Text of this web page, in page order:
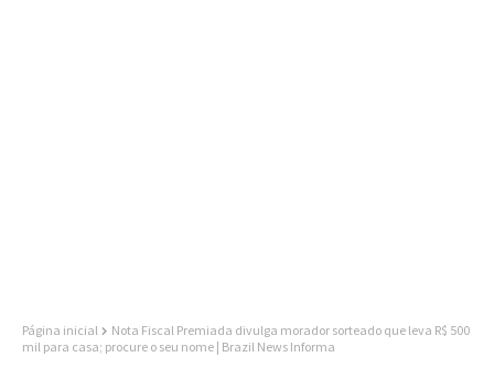
Página inicial
Nota Fiscal Premiada divulga morador sorteado que leva R$ 500
mil para casa; procure o seu nome | Brazil News Informa